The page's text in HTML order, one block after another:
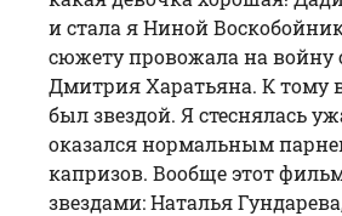
и стала я Ниной
сюжету провожала на войну
Дмитрия Харатьяна. К тому
был звездой. Я стеснялась
оказался нормальным
капризов. Вообще этот
звездами: Наталья